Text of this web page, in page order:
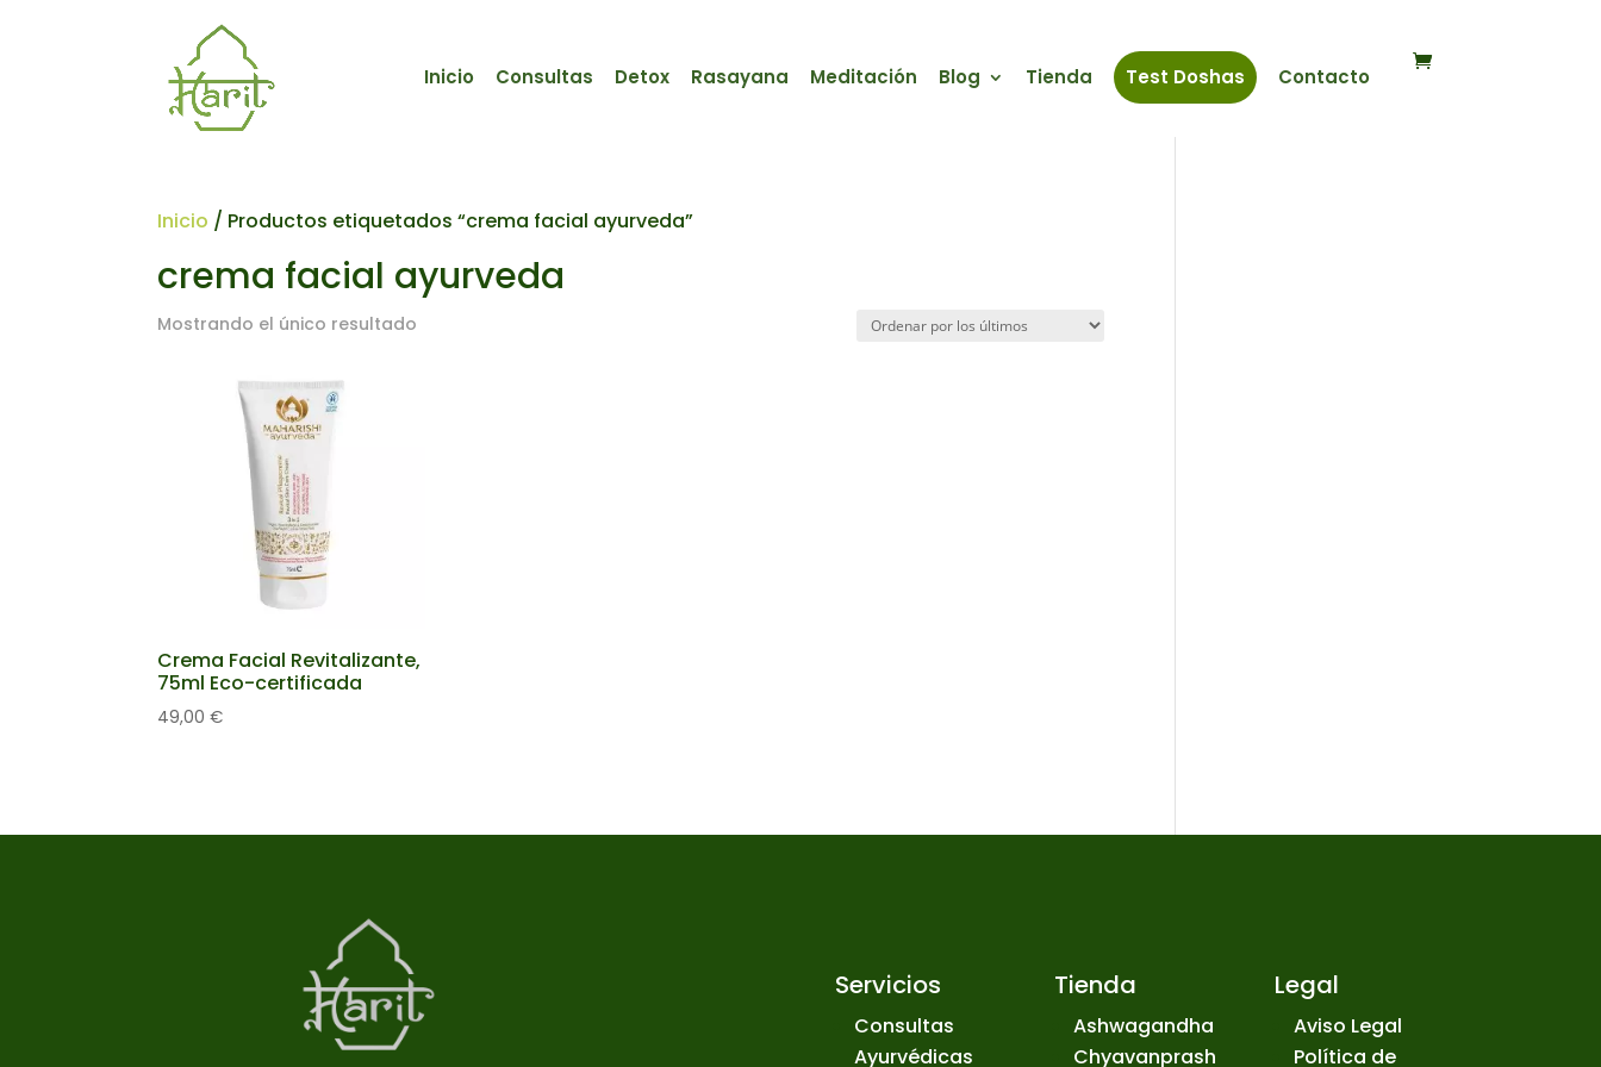
Inicio Consultas Detox Rasayana Meditación Blog Tienda Test Doshas Contacto
Inicio / Productos etiquetados “crema facial ayurveda”
crema facial ayurveda
Mostrando el único resultado
Crema Facial Revitalizante,
75ml Eco-certificada
49,00 €
Servicios
Consultas
Ayurvédicas
Tienda
Ashwagandha
Chyavanprash
Legal
Aviso Legal
Política de